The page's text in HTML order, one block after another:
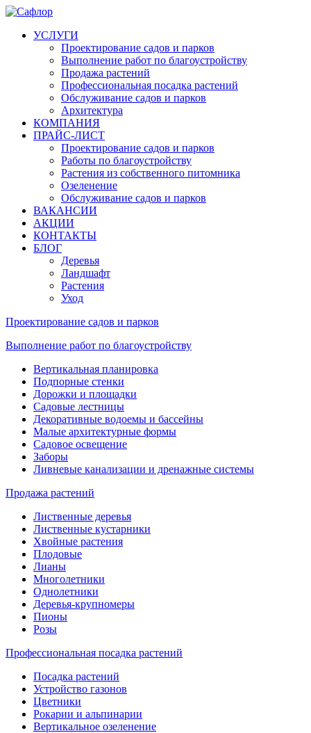
УСЛУГИ
Проектирование садов и парков
Выполнение работ по благоустройству
Продажа растений
Профессиональная посадка растений
Обслуживание садов и парков
Архитектура
КОМПАНИЯ
ПРАЙС-ЛИСТ
Проектирование садов и парков
Работы по благоустройству
Растения из собственного питомника
Озеленение
Обслуживание садов и парков
ВАКАНСИИ
АКЦИИ
КОНТАКТЫ
БЛОГ
Деревья
Ландшафт
Растения
Уход
Проектирование садов и парков
Выполнение работ по благоустройству
Вертикальная планировка
Подпорные стенки
Дорожки и площадки
Садовые лестницы
Декоративные водоемы и бассейны
Малые архитектурные формы
Садовое освещение
Заборы
Ливневые канализации и дренажные системы
Продажа растений
Лиственные деревья
Лиственные кустарники
Хвойные растения
Плодовые
Лианы
Многолетники
Однолетники
Деревья-крупномеры
Пионы
Розы
Профессиональная посадка растений
Посадка растений
Устройство газонов
Цветники
Рокарии и альпинарии
Вертикальное озеленение